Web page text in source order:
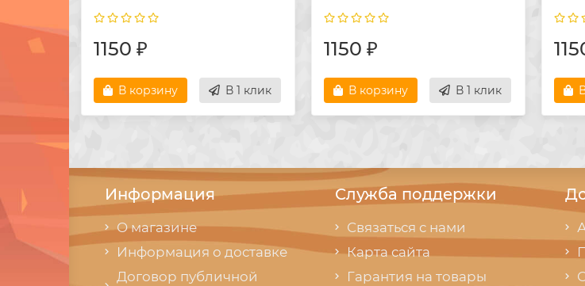
1150 ₽
В корзину В 1 клик
1150 ₽
В корзину В 1 клик
Информация
О магазине
Информация о доставке
Договор публичной
Служба поддержки
Связаться с нами
Карта сайта
Гарантия на товары